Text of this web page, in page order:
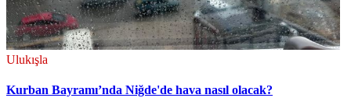
Ulukışla
Kurban Bayramı’nda Niğde'de hava nasıl olacak?